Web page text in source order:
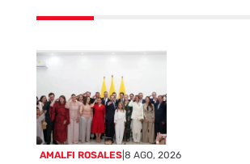
AMALFI ROSALES |8 AGO, 2026